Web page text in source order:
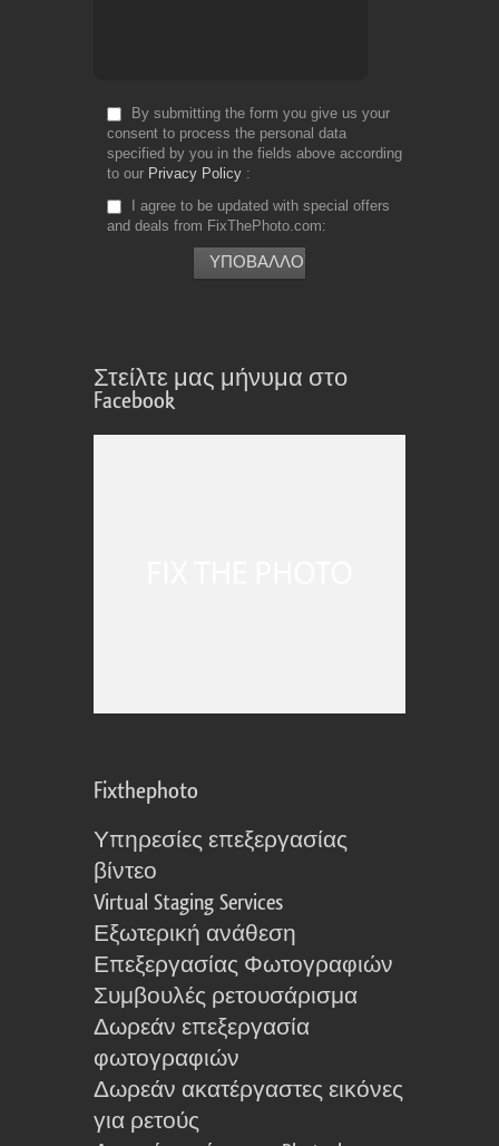
By submitting the form you give us your
consent to process the personal data
specified by you in the fields above according
to our Privacy Policy
I agree to be updated with special offers
and deals from FixThePhoto.com
Στείλτε μας μήνυμα στο
Facebook
Fixthephoto
Υπηρεσίες επεξεργασίας
βίντεο
Virtual Staging Services
Εξωτερική ανάθεση
Επεξεργασίας Φωτογραφιών
Συμβουλές ρετουσάρισμα
Δωρεάν επεξεργασία
φωτογραφιών
Δωρεάν ακατέργαστες εικόνες
για ρετούς